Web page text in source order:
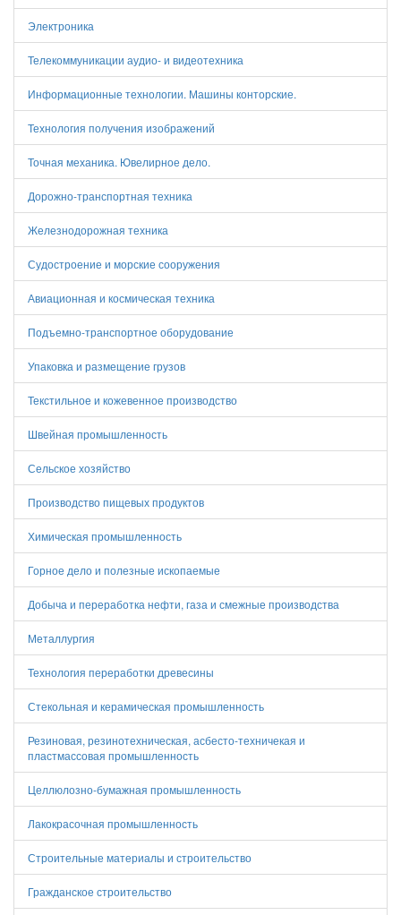
Электроника
Телекоммуникации аудио- и видеотехника
Информационные технологии. Машины конторские.
Технология получения изображений
Точная механика. Ювелирное дело.
Дорожно-транспортная техника
Железнодорожная техника
Судостроение и морские сооружения
Авиационная и космическая техника
Подъемно-транспортное оборудование
Упаковка и размещение грузов
Текстильное и кожевенное производство
Швейная промышленность
Сельское хозяйство
Производство пищевых продуктов
Химическая промышленность
Горное дело и полезные ископаемые
Добыча и переработка нефти, газа и смежные производства
Металлургия
Технология переработки древесины
Стекольная и керамическая промышленность
Резиновая, резинотехническая, асбесто-техничекая и
пластмассовая промышленность
Целлюлозно-бумажная промышленность
Лакокрасочная промышленность
Строительные материалы и строительство
Гражданское строительство